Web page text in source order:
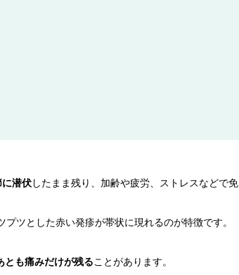
潜伏したまま残り、加齢や疲労、ストレスなどで免
ツとした赤い発疹が帯状に現れるのが特徴です。
とも痛みだけが残ることがあります。